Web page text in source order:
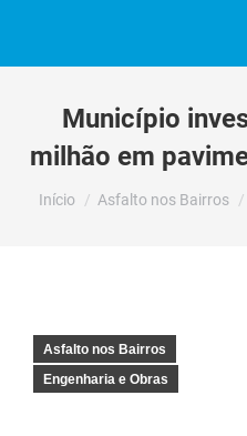
Município
milhão em
Você está aqui:
Início Asfalto nos Bairros
Asfalto nos Bairros
Engenharia e Obras